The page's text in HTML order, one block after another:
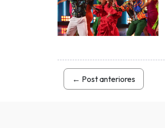
← Post anteriores